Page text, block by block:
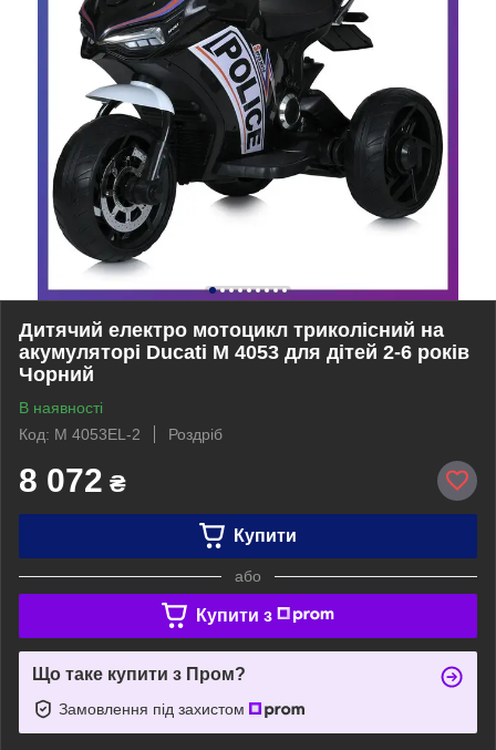
Дитячий електро мотоцикл триколісний на
акумуляторі Ducati M 4053 для дітей 2-6 років
Чорний
В наявності
Код: M 4053EL-2
Роздріб
8 072 ₴
Купити
або
Купити з
Що таке купити з Пром?
Замовлення під захистом